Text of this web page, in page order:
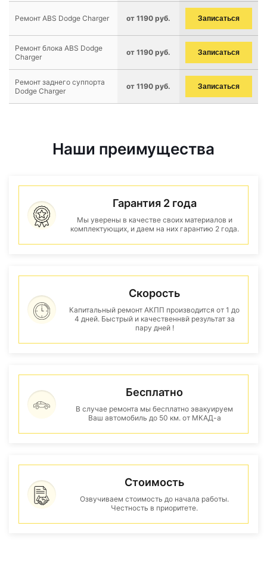
Ремонт ABS Dodge Charger от 1190 руб. Записаться
Ремонт блока ABS Dodge
Charger
от 1190 руб. Записаться
Ремонт заднего суппорта
Dodge Charger
от 1190 руб. Записаться
Наши преимущества
Гарантия 2 года
Мы уверены в качестве своих материалов и
комплектующих, и даем на них гарантию 2 года.
Скорость
Капитальный ремонт АКПП производится от 1 до
4 дней. Быстрый и качественнвй результат за
пару дней !
Бесплатно
В случае ремонта мы бесплатно эвакуируем
Ваш автомобиль до 50 км. от МКАД-а
Стоимость
Озвучиваем стоимость до начала работы.
Честность в приоритете.